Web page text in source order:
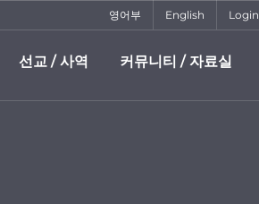
영어부 English Login
선교 / 사역 커뮤니티 / 자료실